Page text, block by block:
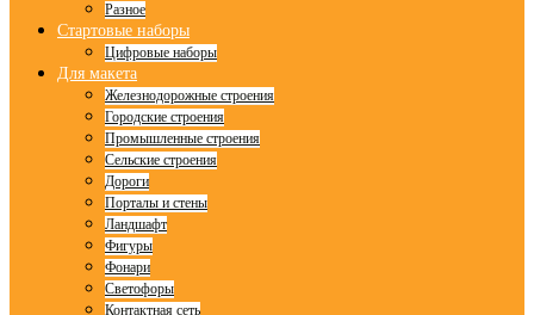
Разное
Стартовые наборы
Цифровые наборы
Для макета
Железнодорожные строения
Городские строения
Промышленные строения
Сельские строения
Дороги
Порталы и стены
Ландшафт
Фигуры
Фонари
Светофоры
Контактная сеть